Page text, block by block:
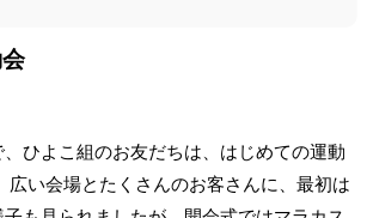
ひよこ組のお友だちは、はじめての運動
広い会場とたくさんのお客さんに、最初は